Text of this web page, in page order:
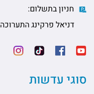
חניון בתשלום:
דניאל פרקינג התערוכה 3
סוגי עדשות